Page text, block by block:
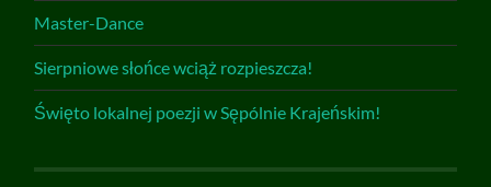
Master-Dance
Sierpniowe słońce wciąż rozpieszcza!
Święto lokalnej poezji w Sępólnie Krajeńskim!